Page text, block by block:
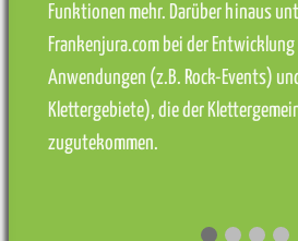
Funktionen mehr. Darüber hinaus
Frankenjura.com bei der
Anwendungen (z.B. Rock-Events)
Klettergebiete), die der
zugutekommen.